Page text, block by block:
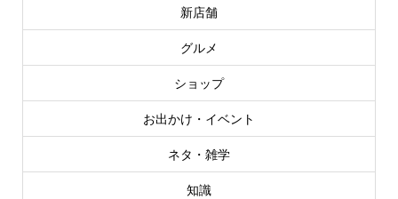
新店舗
グルメ
ショップ
お出かけ・イベント
ネタ・雑学
知識